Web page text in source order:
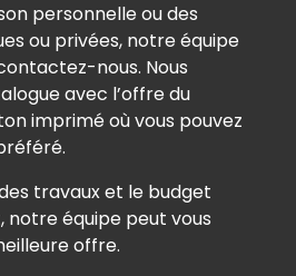
Arnouville-lès-
Aubergenville
Auffargis (78610)
Auffreville-Brasseuil
Aulnay-sur-Mauldre
personnelle ou des
ou privées, notre équipe
nous. Nous
avec l’offre du
imprimé où vous pouvez
travaux et le budget
notre équipe peut vous
offre.